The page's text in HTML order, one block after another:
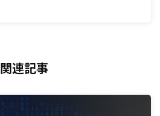
関連記事